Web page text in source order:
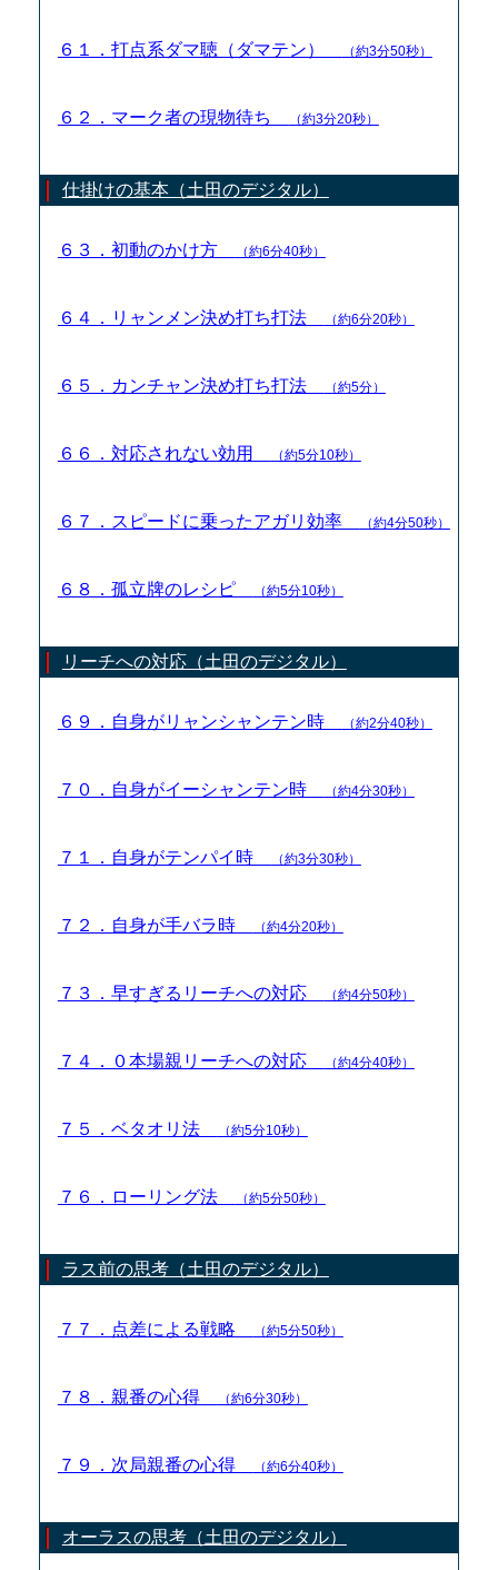
６１．打点系ダマ聴（ダマテン） （約3分50秒）
６２．マーク者の現物待ち （約3分20秒）
仕掛けの基本（土田のデジタル）
６３．初動のかけ方 （約6分40秒）
６４．リャンメン決め打ち打法 （約6分20秒）
６５．カンチャン決め打ち打法 （約5分）
６６．対応されない効用 （約5分10秒）
６７．スピードに乗ったアガリ効率 （約4分50秒）
６８．孤立牌のレシピ （約5分10秒）
リーチへの対応（土田のデジタル）
６９．自身がリャンシャンテン時 （約2分40秒）
７０．自身がイーシャンテン時 （約4分30秒）
７１．自身がテンパイ時 （約3分30秒）
７２．自身が手バラ時 （約4分20秒）
７３．早すぎるリーチへの対応 （約4分50秒）
７４．０本場親リーチへの対応 （約4分40秒）
７５．ベタオリ法 （約5分10秒）
７６．ローリング法 （約5分50秒）
ラス前の思考（土田のデジタル）
７７．点差による戦略 （約5分50秒）
７８．親番の心得 （約6分30秒）
７９．次局親番の心得 （約6分40秒）
オーラスの思考（土田のデジタル）